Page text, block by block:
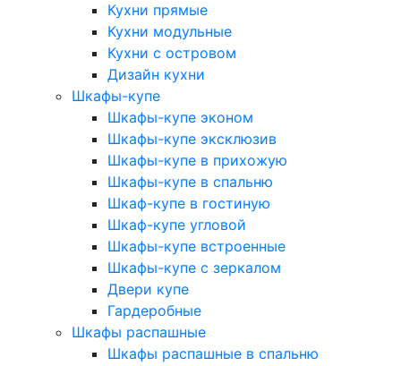
Кухни прямые
Кухни модульные
Кухни с островом
Дизайн кухни
Шкафы-купе
Шкафы-купе эконом
Шкафы-купе эксклюзив
Шкафы-купе в прихожую
Шкафы-купе в спальню
Шкаф-купе в гостиную
Шкаф-купе угловой
Шкафы-купе встроенные
Шкафы-купе с зеркалом
Двери купе
Гардеробные
Шкафы распашные
Шкафы распашные в спальню